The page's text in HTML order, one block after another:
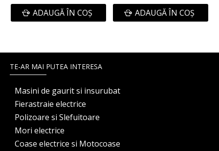
ADAUGĂ ÎN COŞ ADAUGĂ ÎN COŞ
TE-AR MAI PUTEA INTERESA
Masini de gaurit si insurubat
Fierastraie electrice
Polizoare si Slefuitoare
Mori electrice
Coase electrice si Motocoase